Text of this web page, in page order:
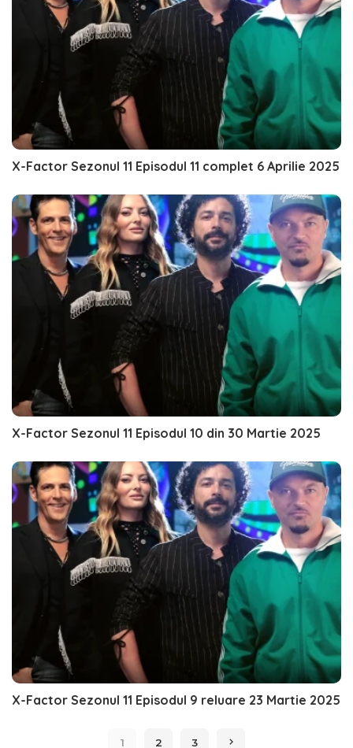
X-Factor Sezonul 11 Episodul 11 complet 6 Aprilie 2025
X-Factor Sezonul 11 Episodul 10 din 30 Martie 2025
X-Factor Sezonul 11 Episodul 9 reluare 23 Martie 2025
1 2 3